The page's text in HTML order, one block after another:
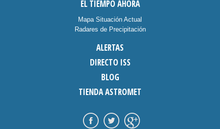
EL TIEMPO AHORA
Mapa Situación Actual
Radares de Precipitación
ALERTAS
DIRECTO ISS
BLOG
TIENDA ASTROMET